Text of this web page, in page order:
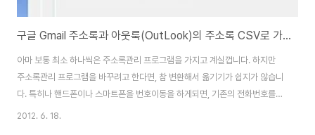
구글 Gmail 주소록과 아웃룩(OutLook)의 주소록 CSV로 가져오고, 내보내는 방법(스마트폰 전화번호부)
아마 보통 최소 하나씩은 주소록관리 프로그램을 가지고 계실껍니다. 하지만
주소록관리 프로그램을 바꾸려고 한다면, 참 변환해서 옮기기가 쉽지가 않습니
다. 특히나 핸드폰이나 스마트폰을 번호이동을 하게되면, 기존의 전화번호를
옮기기가 쉽지가 않습니다. 같은 제조사(삼성, LG, 모토롤라)로 기계를 바꾸는
2012. 6. 18.